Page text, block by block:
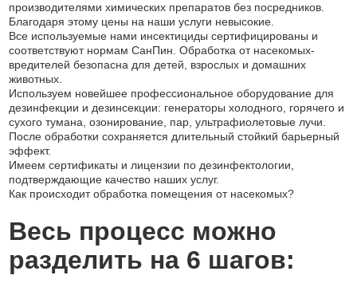
производителями химических препаратов без посредников.
Благодаря этому цены на наши услуги невысокие.
Все используемые нами инсектициды сертифицированы и
соответствуют нормам СанПин. Обработка от насекомых-
вредителей безопасна для детей, взрослых и домашних
животных.
Используем новейшее профессиональное оборудование для
дезинфекции и дезинсекции: генераторы холодного, горячего и
сухого тумана, озонирование, пар, ультрафиолетовые лучи.
После обработки сохраняется длительный стойкий барьерный
эффект.
Имеем сертификаты и лицензии по дезинфектологии,
подтверждающие качество наших услуг.
Как происходит обработка помещения от насекомых?
Весь процесс можно
разделить на 6 шагов: